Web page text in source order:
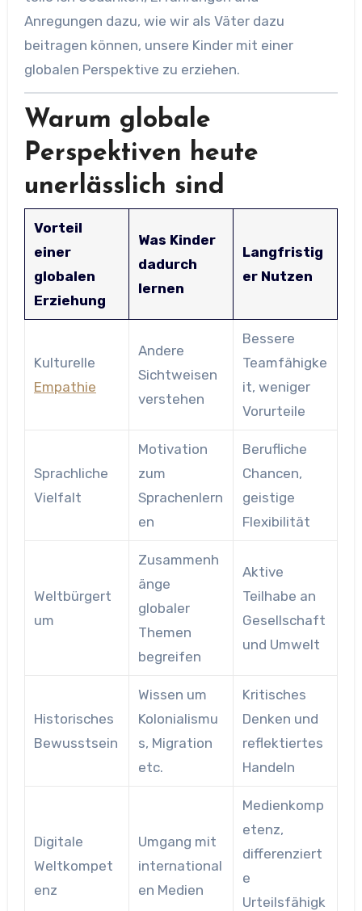
Anregungen dazu, wie wir als Väter dazu
beitragen können, unsere Kinder mit einer
globalen Perspektive zu erziehen.
Warum globale
Perspektiven heute
unerlässlich sind
Vorteil
einer
globalen
Erziehung
Was Kinder
dadurch
lernen
Langfristig
er Nutzen
Kulturelle
Empathie
Andere
Sichtweisen
verstehen
Bessere
Teamfähigke
it, weniger
Vorurteile
Sprachliche
Vielfalt
Motivation
zum
Sprachenlern
en
Berufliche
Chancen,
geistige
Flexibilität
Weltbürgert
um
Zusammenh
änge
globaler
Themen
begreifen
Aktive
Teilhabe an
Gesellschaft
und Umwelt
Historisches
Bewusstsein
Wissen um
Kolonialismu
s, Migration
etc.
Kritisches
Denken und
reflektiertes
Handeln
Digitale
Weltkompet
enz
Umgang mit
international
en Medien
Medienkomp
etenz,
differenziert
e
Urteilsfähigk